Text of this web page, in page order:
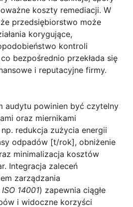
koszty remediacji. W
przedsiębiorstwo może
korygujące,
kontroli
bezpośrednio przekłada się
i reputacyjne firmy.
audytu powinien być czytelny
oraz miernikami
redukcja zużycia energii
odpadów [t/rok], obniżenie
minimalizacja kosztów
Integracja zaleceń
zarządzania
ISO 14001) zapewnia ciągłe
i widoczne korzyści